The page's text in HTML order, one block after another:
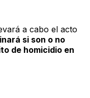
a cabo el acto
si son o no
de homicidio en